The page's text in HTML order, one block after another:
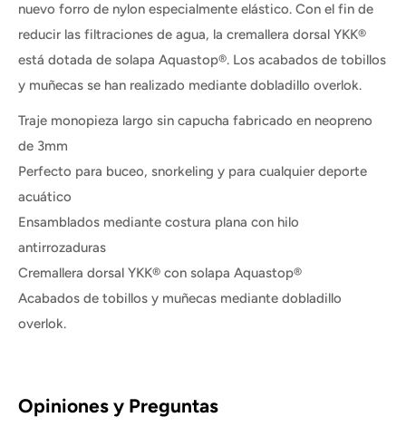
nuevo forro de nylon especialmente elástico. Con el fin de
reducir las filtraciones de agua, la cremallera dorsal YKK®
está dotada de solapa Aquastop®. Los acabados de tobillos
y muñecas se han realizado mediante dobladillo overlok.
Traje monopieza largo sin capucha fabricado en neopreno
de 3mm
Perfecto para buceo, snorkeling y para cualquier deporte
acuático
Ensamblados mediante costura plana con hilo
antirrozaduras
Cremallera dorsal YKK® con solapa Aquastop®
Acabados de tobillos y muñecas mediante dobladillo
overlok.
Opiniones y Preguntas